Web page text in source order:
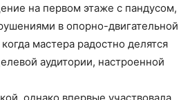
на первом этаже с пандусом,
в опорно-двигательной
мастера радостно делятся
аудитории, настроенной
однако впервые участвовала